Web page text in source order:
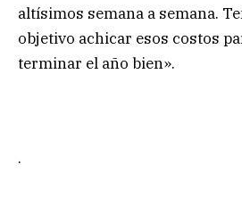
altísimos semana a semana.
objetivo achicar esos costos
terminar el año bien».
.